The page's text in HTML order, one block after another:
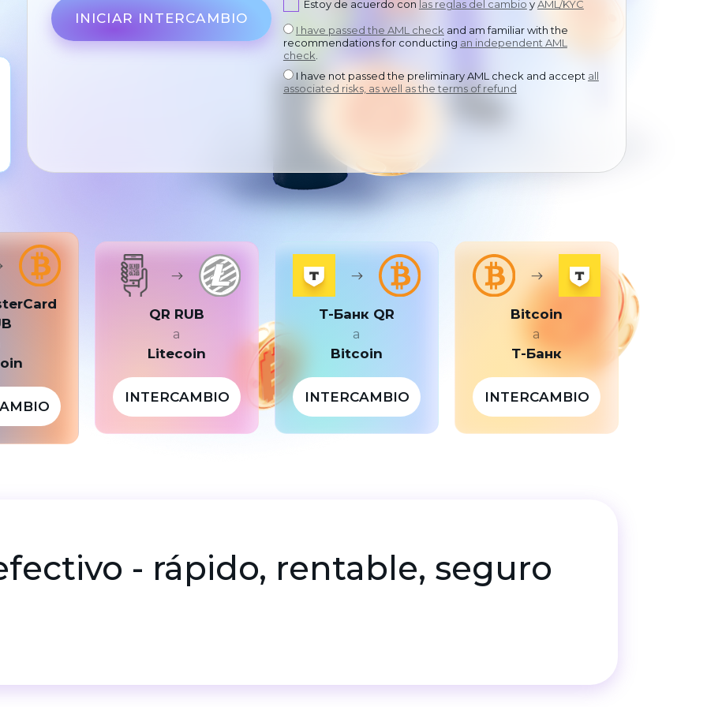
中文
INICIAR INTERCAMBIO
Estoy de acuerdo con las reglas del cambio yAML/KYC
I have passed the AML check and am familiar with the
recommendations for conducting an independent AML
check
I have not passed the preliminary AML check and accept all
associated risks, as well as the terms of refund
QR RUB
a
Litecoin
INTERCAMBIO
Т-Банк QR
a
Bitcoin
INTERCAMBIO
Bitcoin
a
Т-Банк
INTERCAMBIO
- rápido, rentable, seguro